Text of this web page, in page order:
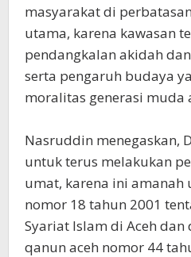
masyarakat di
utama, karena kawasan
pendangkalan akidah
serta pengaruh budaya
moralitas generasi muda
Nasruddin menegaskan,
untuk terus melakukan
umat, karena ini amanah
nomor 18 tahun 2001
Syariat Islam di Aceh
qanun aceh nomor 44